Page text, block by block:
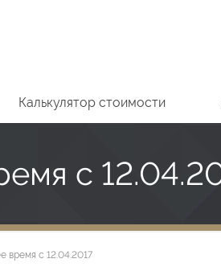
Калькулятор стоимости
с
время с 12.04.2017